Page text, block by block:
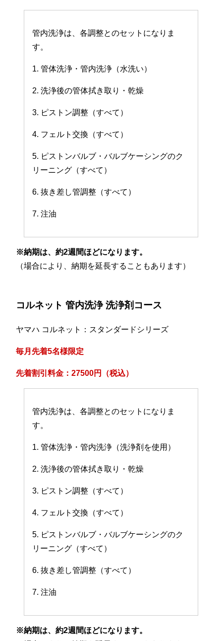
管内洗浄は、各調整とのセットになりま
す。
1. 管体洗浄・管内洗浄（水洗い）
2. 洗浄後の管体拭き取り・乾燥
3. ピストン調整（すべて）
4. フェルト交換（すべて）
5. ピストンバルブ・バルブケーシングのク
リーニング（すべて）
6. 抜き差し管調整（すべて）
7. 注油
※納期は、約2週間ほどになります。
（場合により、納期を延長することもあります）
コルネット 管内洗浄 洗浄剤コース
ヤマハ コルネット：スタンダードシリーズ
毎月先着5名様限定
先着割引料金：27500円（税込）
管内洗浄は、各調整とのセットになりま
す。
1. 管体洗浄・管内洗浄（洗浄剤を使用）
2. 洗浄後の管体拭き取り・乾燥
3. ピストン調整（すべて）
4. フェルト交換（すべて）
5. ピストンバルブ・バルブケーシングのク
リーニング（すべて）
6. 抜き差し管調整（すべて）
7. 注油
※納期は、約2週間ほどになります。